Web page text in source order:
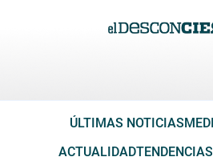
ÚLTIMAS NOTICIAS
ACTUALIDADTENDENCIAS